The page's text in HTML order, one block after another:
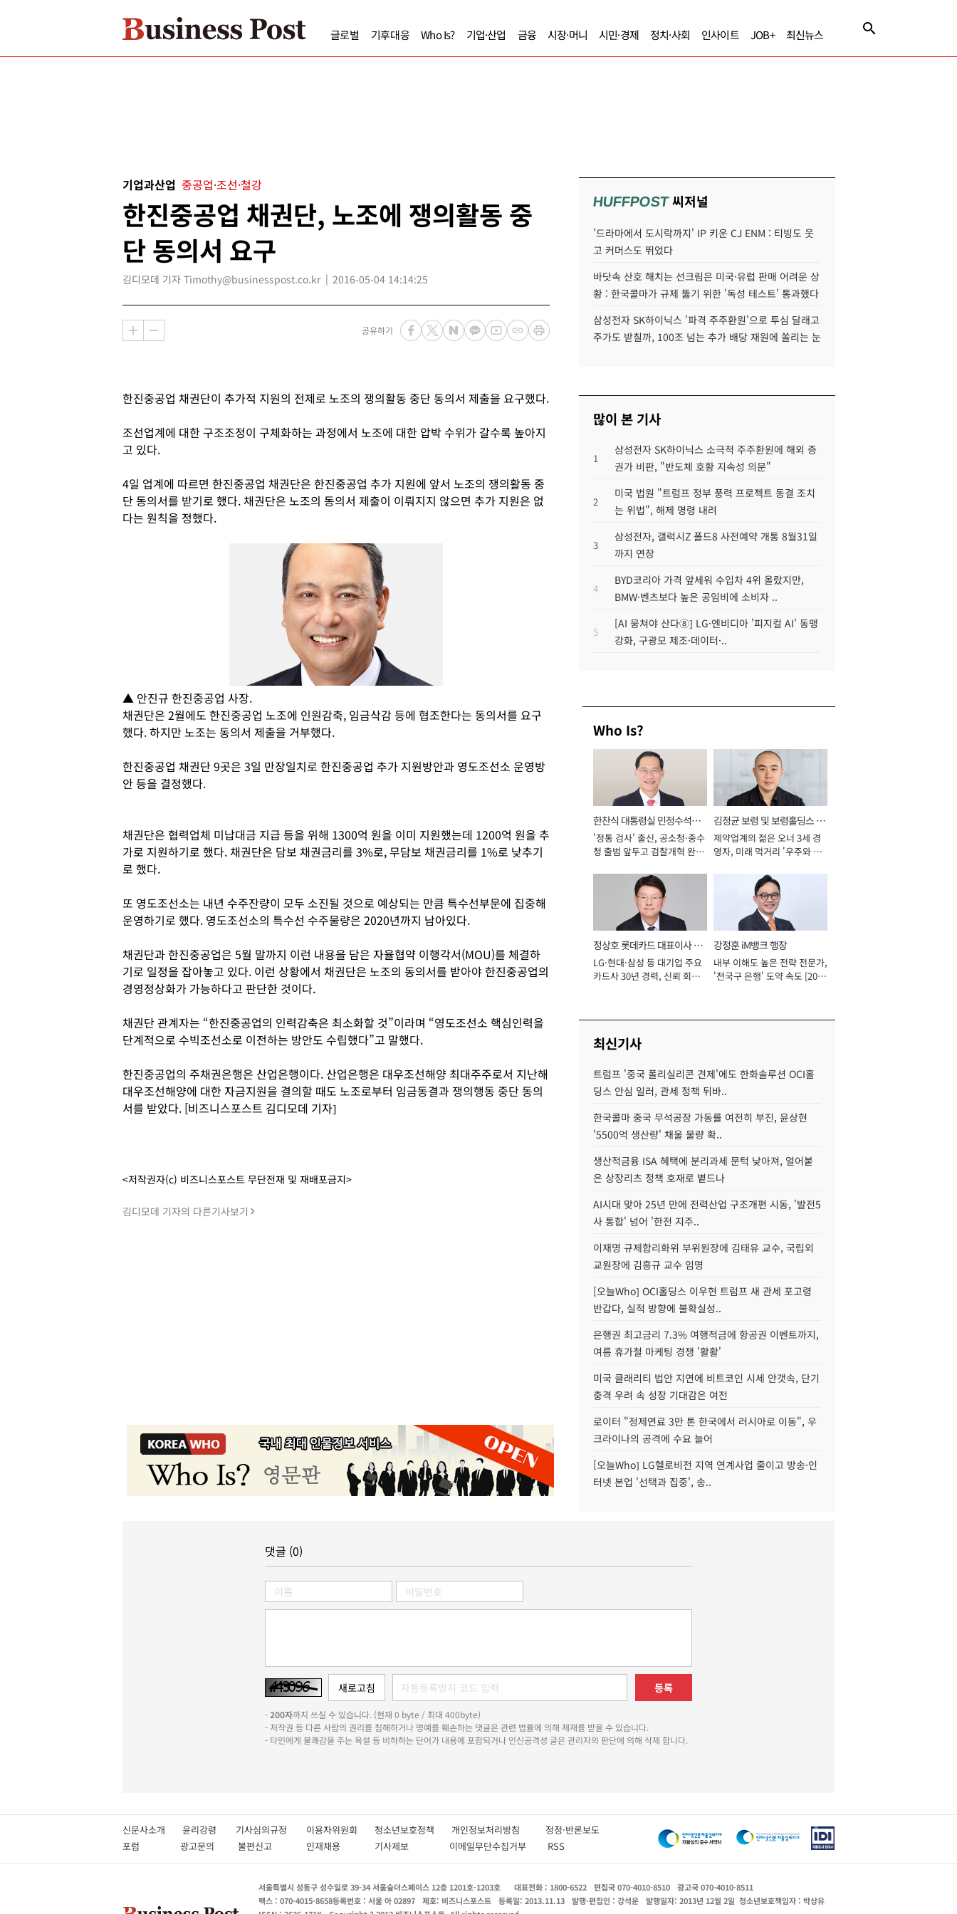
글로벌 기후대응 Who Is? 기업·산업 금융 시장·머니 시민·경제 정치·사회 인사이트 JOB+ 최신뉴스
기업과산업 중공업·조선·철강
한진중공업 채권단, 노조에 쟁의활동 중
단 동의서 요구
김디모데 기자 Timothy@businesspost.co.kr 2016-05-04 14:14:25
공유하기
한진중공업 채권단이 추가적 지원의 전제로 노조의 쟁의활동 중단 동의서 제출을 요구했다.
조선업계에 대한 구조조정이 구체화하는 과정에서 노조에 대한 압박 수위가 갈수록 높아지
고 있다.
4일 업계에 따르면 한진중공업 채권단은 한진중공업 추가 지원에 앞서 노조의 쟁의활동 중
단 동의서를 받기로 했다. 채권단은 노조의 동의서 제출이 이뤄지지 않으면 추가 지원은 없
다는 원칙을 정했다.
▲ 안진규 한진중공업 사장.
채권단은 2월에도 한진중공업 노조에 인원감축, 임금삭감 등에 협조한다는 동의서를 요구
했다. 하지만 노조는 동의서 제출을 거부했다.
한진중공업 채권단 9곳은 3일 만장일치로 한진중공업 추가 지원방안과 영도조선소 운영방
안 등을 결정했다.
채권단은 협력업체 미납대금 지급 등을 위해 1300억 원을 이미 지원했는데 1200억 원을 추
가로 지원하기로 했다. 채권단은 담보 채권금리를 3%로, 무담보 채권금리를 1%로 낮추기
로 했다.
또 영도조선소는 내년 수주잔량이 모두 소진될 것으로 예상되는 만큼 특수선부문에 집중해
운영하기로 했다. 영도조선소의 특수선 수주물량은 2020년까지 남아있다.
채권단과 한진중공업은 5월 말까지 이런 내용을 담은 자율협약 이행각서(MOU)를 체결하
기로 일정을 잡아놓고 있다. 이런 상황에서 채권단은 노조의 동의서를 받아야 한진중공업의
경영정상화가 가능하다고 판단한 것이다.
채권단 관계자는 “한진중공업의 인력감축은 최소화할 것”이라며 “영도조선소 핵심인력을
단계적으로 수빅조선소로 이전하는 방안도 수립했다”고 말했다.
한진중공업의 주채권은행은 산업은행이다. 산업은행은 대우조선해양 최대주주로서 지난해
대우조선해양에 대한 자금지원을 결의할 때도 노조로부터 임금동결과 쟁의행동 중단 동의
서를 받았다. [비즈니스포스트 김디모데 기자]
<저작권자(c) 비즈니스포스트 무단전재 및 재배포금지>
김디모데 기자의 다른기사보기
HUFFPOST씨저널
'드라마에서 도시락까지' IP 키운 CJ ENM : 티빙도 웃
고 커머스도 뛰었다
바닷속 산호 해치는 선크림은 미국·유럽 판매 어려운 상
황 : 한국콜마가 규제 뚫기 위한 '독성 테스트' 통과했다
삼성전자 SK하이닉스 '파격 주주환원'으로 투심 달래고
주가도 받칠까, 100조 넘는 추가 배당 재원에 쏠리는 눈
많이 본 기사
1
삼성전자 SK하이닉스 소극적 주주환원에 해외 증
권가 비판, "반도체 호황 지속성 의문"
2
미국 법원 "트럼프 정부 풍력 프로젝트 동결 조치
는 위법", 해제 명령 내려
3
삼성전자, 갤럭시Z 폴드8 사전예약 개통 8월31일
까지 연장
4
BYD코리아 가격 앞세워 수입차 4위 올랐지만,
BMW·벤츠보다 높은 공임비에 소비자 ..
5
[AI 뭉쳐야 산다⑧] LG·엔비디아 '피지컬 AI' 동맹
강화, 구광모 제조·데이터·..
Who Is?
한찬식 대통령실 민정수석비
서관
'정통 검사' 출신, 공소청·중수
청 출범 앞두고 검찰개혁 완수
김정균 보령 및 보령홀딩스 대
표이사 사장
제약업계의 젊은 오너 3세 경
영자, 미래 먹거리 '우주와 헬
정상호 롯데카드 대표이사 사
장
LG·현대·삼성 등 대기업 주요
카드사 30년 경력, 신뢰 회복
강정훈 iM뱅크 행장
내부 이해도 높은 전략 전문가,
'전국구 은행' 도약 속도 [2026
최신기사
트럼프 '중국 폴리실리콘 견제'에도 한화솔루션 OCI홀
딩스 안심 일러, 관세 정책 뒤바..
한국콜마 중국 무석공장 가동률 여전히 부진, 윤상현
'5500억 생산량' 채울 물량 확..
생산적금융 ISA 혜택에 분리과세 문턱 낮아져, 얼어붙
은 상장리츠 정책 호재로 볕드나
AI시대 맞아 25년 만에 전력산업 구조개편 시동, '발전5
사 통합' 넘어 '한전 지주..
이재명 규제합리화위 부위원장에 김태유 교수, 국립외
교원장에 김흥규 교수 임명
[오늘Who] OCI홀딩스 이우현 트럼프 새 관세 포고령
반갑다, 실적 방향에 불확실성..
은행권 최고금리 7.3% 여행적금에 항공권 이벤트까지,
여름 휴가철 마케팅 경쟁 '활활'
미국 클래리티 법안 지연에 비트코인 시세 안갯속, 단기
충격 우려 속 성장 기대감은 여전
로이터 "정제연료 3만 톤 한국에서 러시아로 이동", 우
크라이나의 공격에 수요 늘어
[오늘Who] LG헬로비전 지역 연계사업 줄이고 방송·인
터넷 본업 '선택과 집중', 송..
댓글 (0)
등록
-200자까지 쓰실 수 있습니다. (현재 0 byte / 최대 400byte)
- 저작권 등 다른 사람의 권리를 침해하거나 명예를 훼손하는 댓글은 관련 법률에 의해 제재를 받을 수 있습니다.
- 타인에게 불쾌감을 주는 욕설 등 비하하는 단어가 내용에 포함되거나 인신공격성 글은 관리자의 판단에 의해 삭제 합니다.
신문사소개 윤리강령 기사심의규정 이용자위원회 청소년보호정책 개인정보처리방침 정정·반론보도
포럼
광고문의 불편신고 인재채용 기사제보 이메일무단수집거부 RSS
서울특별시 성동구 성수일로 39-34 서울숲더스페이스 12층 1201호-1203호 대표전화 : 1800-6522 편집국 070-4010-8510
광고국 070-4010-8511
팩스 : 070-4015-8658등록번호 : 서울 아 02897 제호: 비즈니스포스트 등록일: 2013.11.13 발행·편집인 : 강석운 발행일자: 2013년 12월 2일 청소년보호책임자 : 박상유